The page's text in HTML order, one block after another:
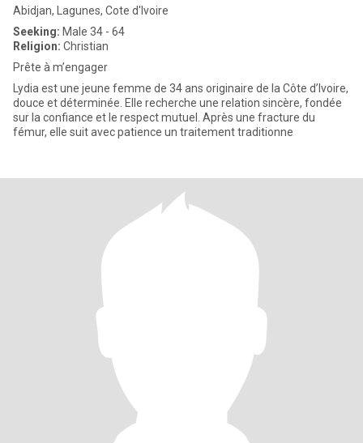
Abidjan, Lagunes, Cote d'Ivoire
Seeking: Male 34 - 64
Religion: Christian
Prête à m’engager
Lydia est une jeune femme de 34 ans originaire de la Côte d’Ivoire,
douce et déterminée. Elle recherche une relation sincère, fondée
sur la confiance et le respect mutuel. Après une fracture du
fémur, elle suit avec patience un traitement traditionne